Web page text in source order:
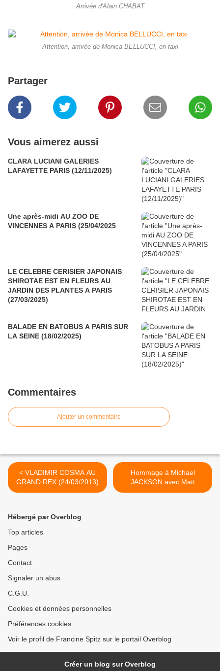
Arrivée d'Alain CHABAT
Attention, arrivée de Monica BELLUCCI, en taxi
Partager
Vous aimerez aussi
CLARA LUCIANI GALERIES
LAFAYETTE PARIS (12/11/2025)
Une après-midi AU ZOO DE
VINCENNES A PARIS (25/04/2025
LE CELEBRE CERISIER JAPONAIS
SHIROTAE EST EN FLEURS AU
JARDIN DES PLANTES A PARIS
(27/03/2025)
BALADE EN BATOBUS A PARIS SUR
LA SEINE (18/02/2025)
Commentaires
Ajouter un commentaire
< VLADIMIR COSMA AU
GRAND REX (24/03/2013)
Hommage à Michael
JACKSON avec Matt
POKORA (02/04/2013) >
Hébergé par Overblog
Top articles
Pages
Contact
Signaler un abus
C.G.U.
Cookies et données personnelles
Préférences cookies
Voir le profil de Francine Spitz sur le portail Overblog
Créer un blog sur Overblog